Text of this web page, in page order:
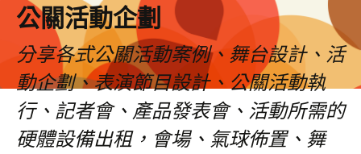
公關活動企劃
分享各式公關活動案例、舞台設計、活
動企劃、表演節目設計、公關活動執
行、記者會、產品發表會、活動所需的
硬體設備出租，會場、氣球佈置、舞